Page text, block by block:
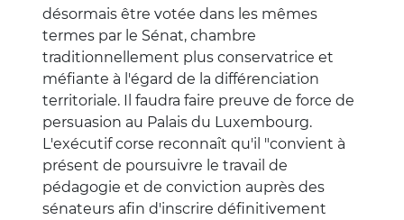
désormais être votée dans les mêmes
termes par le Sénat, chambre
traditionnellement plus conservatrice et
méfiante à l'égard de la différenciation
territoriale. Il faudra faire preuve de force de
persuasion au Palais du Luxembourg.
L'exécutif corse reconnaît qu'il "convient à
présent de poursuivre le travail de
pédagogie et de conviction auprès des
sénateurs afin d'inscrire définitivement